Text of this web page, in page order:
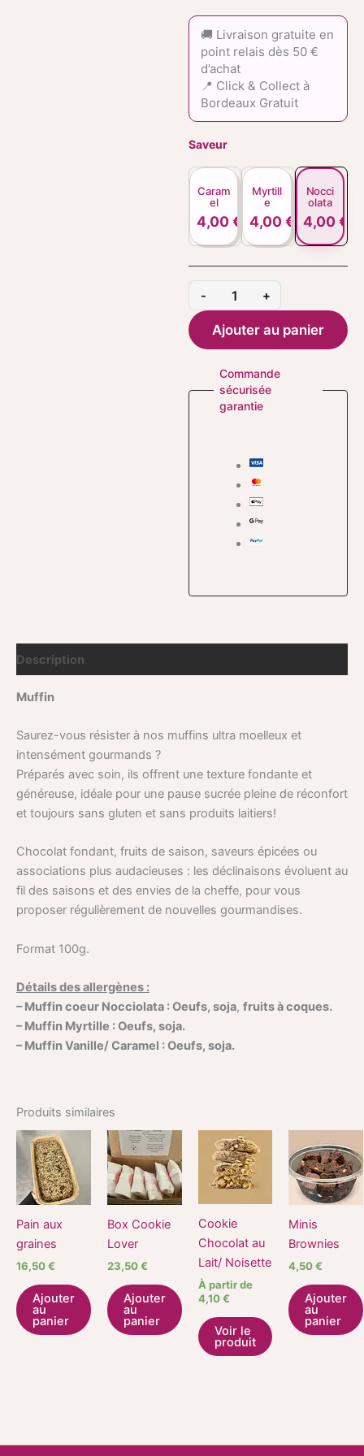
🚚 Livraison gratuite en
point relais dès 50 €
d’achat
📍 Click & Collect à
Bordeaux Gratuit
Saveur
Caram
el
4,00€
Myrtill
e
4,00€
Nocci
olata
4,00€
- +
Ajouter au panier
Commande
sécurisée
garantie
Description
Muffin
Saurez-vous résister à nos muffins ultra moelleux et
intensément gourmands ?
Préparés avec soin, ils offrent une texture fondante et
généreuse, idéale pour une pause sucrée pleine de réconfort
et toujours sans gluten et sans produits laitiers!
Chocolat fondant, fruits de saison, saveurs épicées ou
associations plus audacieuses : les déclinaisons évoluent au
fil des saisons et des envies de la cheffe, pour vous
proposer régulièrement de nouvelles gourmandises.
Format 100g.
Détails des allergènes :
– Muffin coeur Nocciolata : Oeufs, soja, fruits à coques.
– Muffin Myrtille : Oeufs, soja.
– Muffin Vanille/ Caramel : Oeufs, soja.
Produits similaires
Pain aux
graines
16,50€
Ajouter
au
panier
Box Cookie
Lover
23,50€
Ajouter
au
panier
Cookie
Chocolat au
Lait/ Noisette
À partir de
4,10€
Voir le
produit
produit
plusieurs
variations.
Les
peuvent
être
choisies
sur
Minis
Brownies
4,50€
Ajouter
au
panier